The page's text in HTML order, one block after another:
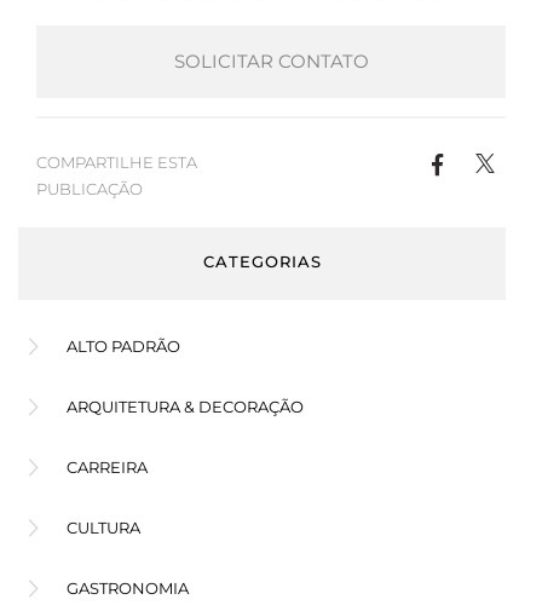
COMPARTILHE ESTA
PUBLICAÇÃO
CATEGORIAS
ALTO PADRÃO
ARQUITETURA & DECORAÇÃO
CARREIRA
CULTURA
GASTRONOMIA